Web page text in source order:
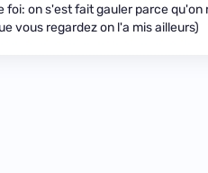
foi: on s'est fait gauler parce
vous regardez on l'a mis ailleurs)